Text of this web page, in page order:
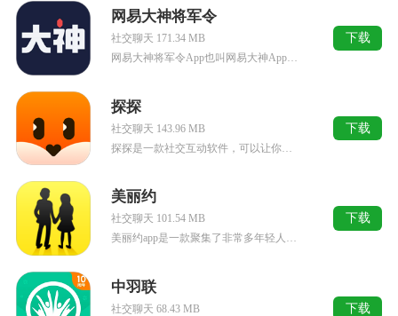
网易大神将军令
社交聊天 171.34 MB
网易大神将军令App也叫网易大神App，是网易专为游戏玩家打造的一站式社交与资讯平台，汇聚《梦幻西游》《阴阳师》《第五人格》等近百款热门游戏官方资源。玩家绑定游戏账号后，可解锁专属特权与buff加成，...
下载
探探
社交聊天 143.96 MB
下载
美丽约
社交聊天 101.54 MB
美丽约app是一款聚集了非常多年轻人的社交软件，只要你在软件上留下你的信息，马上就能匹配到你想要与之交涉并认识的人，如果你想要了解（她）他那么就给他发信息。而对方也可以通过软件看见你的特点和其他的基本...
下载
中羽联
社交聊天 68.43 MB
下载